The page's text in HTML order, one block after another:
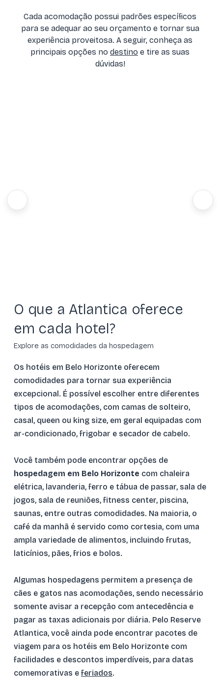
Cada acomodação possui padrões específicos
para se adequar ao seu orçamento e tornar sua
experiência proveitosa. A seguir, conheça as
principais opções no destino e tire as suas
dúvidas!
O que a Atlantica oferece
em cada hotel?
Explore as comodidades da hospedagem
Os hotéis em Belo Horizonte oferecem
comodidades para tornar sua experiência
excepcional. É possível escolher entre diferentes
tipos de acomodações, com camas de solteiro,
casal, queen ou king size, em geral equipadas com
ar-condicionado, frigobar e secador de cabelo.
Você também pode encontrar opções de
hospedagem em Belo Horizonte com chaleira
elétrica, lavanderia, ferro e tábua de passar, sala de
jogos, sala de reuniões, fitness center, piscina,
saunas, entre outras comodidades. Na maioria, o
café da manhã é servido como cortesia, com uma
ampla variedade de alimentos, incluindo frutas,
laticínios, pães, frios e bolos.
Algumas hospedagens permitem a presença de
cães e gatos nas acomodações, sendo necessário
somente avisar a recepção com antecedência e
pagar as taxas adicionais por diária. Pelo Reserve
Atlantica, você ainda pode encontrar pacotes de
viagem para os hotéis em Belo Horizonte com
facilidades e descontos imperdíveis, para datas
comemorativas e feriados.